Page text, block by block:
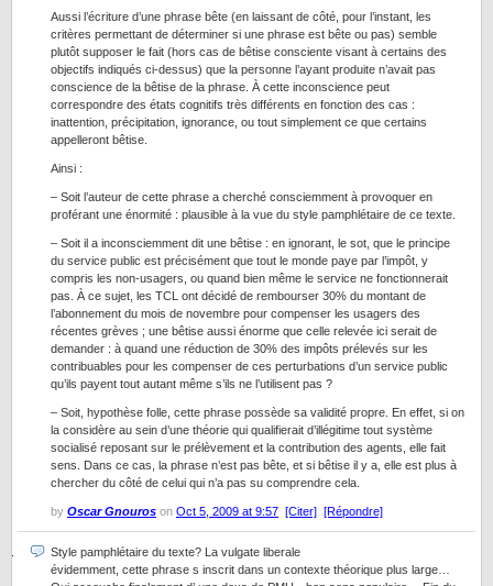
Aussi l’écriture d’une phrase bête (en laissant de côté, pour l’instant, les
critères permettant de déterminer si une phrase est bête ou pas) semble
plutôt supposer le fait (hors cas de bêtise consciente visant à certains des
objectifs indiqués ci-dessus) que la personne l’ayant produite n’avait pas
conscience de la bêtise de la phrase. À cette inconscience peut
correspondre des états cognitifs très différents en fonction des cas :
inattention, précipitation, ignorance, ou tout simplement ce que certains
appelleront bêtise.
Ainsi :
– Soit l’auteur de cette phrase a cherché consciemment à provoquer en
proférant une énormité : plausible à la vue du style pamphlétaire de ce texte.
– Soit il a inconsciemment dit une bêtise : en ignorant, le sot, que le principe
du service public est précisément que tout le monde paye par l’impôt, y
compris les non-usagers, ou quand bien même le service ne fonctionnerait
pas. À ce sujet, les TCL ont décidé de rembourser 30% du montant de
l’abonnement du mois de novembre pour compenser les usagers des
récentes grèves ; une bêtise aussi énorme que celle relevée ici serait de
demander : à quand une réduction de 30% des impôts prélevés sur les
contribuables pour les compenser de ces perturbations d’un service public
qu’ils payent tout autant même s’ils ne l’utilisent pas ?
– Soit, hypothèse folle, cette phrase possède sa validité propre. En effet, si on
la considère au sein d’une théorie qui qualifierait d’illégitime tout système
socialisé reposant sur le prélèvement et la contribution des agents, elle fait
sens. Dans ce cas, la phrase n’est pas bête, et si bêtise il y a, elle est plus à
chercher du côté de celui qui n’a pas su comprendre cela.
by Oscar Gnouros on Oct 5, 2009 at 9:57 [Citer] [Répondre]
Style pamphlétaire du texte? La vulgate liberale
évidemment, cette phrase s inscrit dans un contexte théorique plus large…